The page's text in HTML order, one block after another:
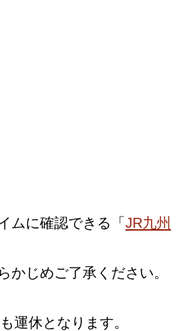
ムに確認できる「JR九州
じめご了承ください。
運休となります。